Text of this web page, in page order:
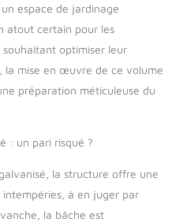
espace de jardinage
atout certain pour les
optimiser leur
la mise en œuvre de ce volume
préparation méticuleuse du
: un pari risqué ?
la structure offre une
intempéries, à en juger par
la bâche est